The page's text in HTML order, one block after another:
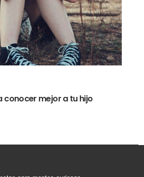
conocer mejor a tu hijo